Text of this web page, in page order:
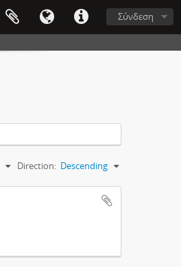
Σύνδεση
Direction: Descending